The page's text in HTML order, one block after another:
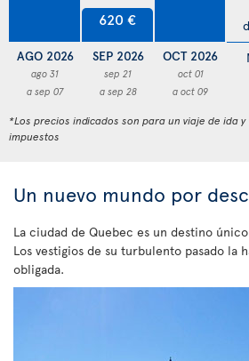
AGO 2026
ago 31
a sep 07
620 €
SEP 2026
sep 21
a sep 28
OCT 2026
oct 01
a oct 09
*Los precios indicados son para un viaje de ida
impuestos
Un nuevo mundo por
La ciudad de Quebec es un destino
Los vestigios de su turbulento pasado la
obligada.